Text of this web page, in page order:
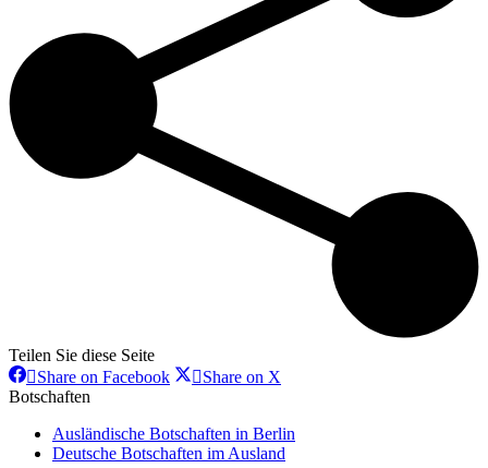
Teilen Sie diese Seite
Share on FacebookShareShare on X
Botschaften
Ausländische Botschaften in Berlin
Deutsche Botschaften im Ausland